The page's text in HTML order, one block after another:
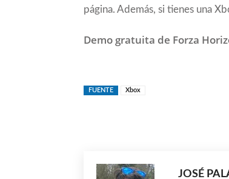
página. Además, si tienes una
Demo gratuita de Forza
FUENTE Xbox
JOSÉ